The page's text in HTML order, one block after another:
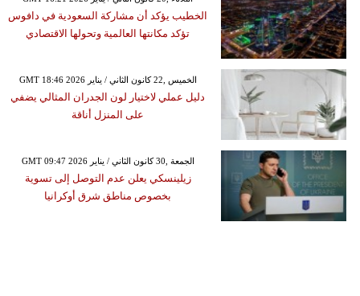
الخطيب يؤكد أن مشاركة السعودية في دافوس
تؤكد مكانتها العالمية وتحولها الاقتصادي
GMT 18:46 2026 الخميس ,22 كانون الثاني / يناير
دليل عملي لاختيار لون الجدران المثالي يضفي
على المنزل أناقة
GMT 09:47 2026 الجمعة ,30 كانون الثاني / يناير
زيلينسكي يعلن عدم التوصل إلى تسوية
بخصوص مناطق شرق أوكرانيا